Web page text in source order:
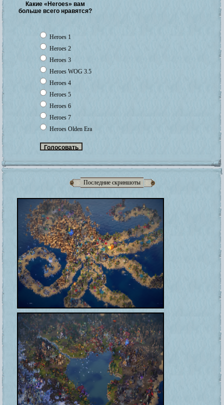
Какие «Heroes» вам
больше всего нравятся?
Heroes 1
Heroes 2
Heroes 3
Heroes WOG 3.5
Heroes 4
Heroes 5
Heroes 6
Heroes 7
Heroes Olden Era
Последние скриншоты